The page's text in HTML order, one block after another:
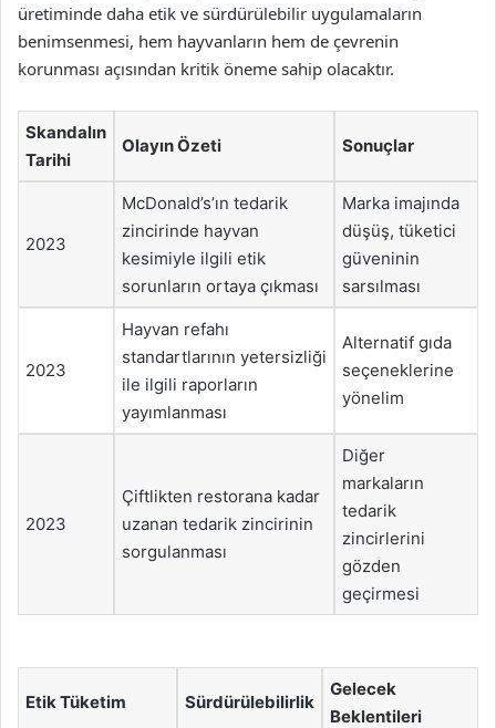
üretiminde daha etik ve sürdürülebilir uygulamaların
benimsenmesi, hem hayvanların hem de çevrenin
korunması açısından kritik öneme sahip olacaktır.
Skandalın
Tarihi
Olayın Özeti Sonuçlar
2023
McDonald’s’ın tedarik
zincirinde hayvan
kesimiyle ilgili etik
sorunların ortaya çıkması
Marka imajında
düşüş, tüketici
güveninin
sarsılması
2023
Hayvan refahı
standartlarının yetersizliği
ile ilgili raporların
yayımlanması
Alternatif gıda
seçeneklerine
yönelim
2023
Çiftlikten restorana kadar
uzanan tedarik zincirinin
sorgulanması
Diğer
markaların
tedarik
zincirlerini
gözden
geçirmesi
Etik Tüketim Sürdürülebilirlik
Gelecek
Beklentileri